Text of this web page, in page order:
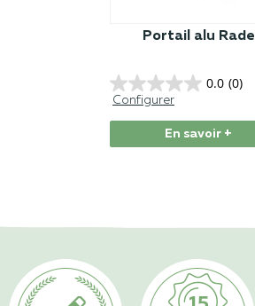
Portail alu Rade
0.0 (0)
Configurer
En savoir +